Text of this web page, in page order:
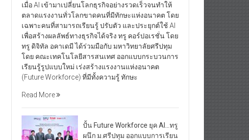
เมื่อ AI เข้ามาเปลี่ยนโลกธุรกิจอย่างรวดเร็วจนทำให้
ตลาดแรงงานทั่วโลกขาดคนที่มีทักษะแห่งอนาคต โดย
เฉพาะคนที่สามารถเรียนรู้ ปรับตัว และประยุกต์ใช้ AI
เพื่อสร้างผลลัพธ์ทางธุรกิจได้จริง ทรู คอร์ปอเรชั่น โดย
ทรู ดิจิทัล อคาเดมี ได้ร่วมมือกับ มหาวิทยาลัยศรีปทุม
โดย คณะเทคโนโลยีสารสนเทศ ออกแบบกระบวนการ
เรียนรู้รูปแบบใหม่ เร่งสร้างแรงงานแห่งอนาคต
(Future Workforce) ที่มีทั้งความรู้ ทักษะ
Read More
ปั้น Future Workforce ยุค AI…ทรู
ผนึก ม.ศรีปทุม ออกแบบการเรียน